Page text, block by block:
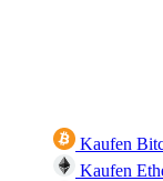
Kaufen
Kaufen